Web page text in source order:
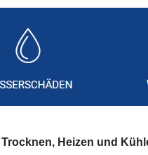
Trocknen, Heizen und